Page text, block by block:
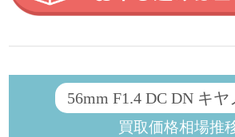
56mm F1.4 DC DN キ
買取価格相場推